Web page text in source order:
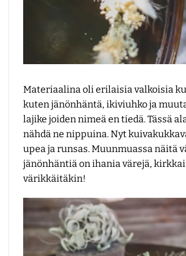
Materiaalina oli erilaisia valkoisia
kuten jänönhäntä, ikiviuhko ja
lajike joiden nimeä en tiedä. Tässä
nähdä ne nippuina. Nyt
upea ja runsas. Muunmuassa näitä
jänönhäntiä on ihania värejä,
värikkäitäkin!